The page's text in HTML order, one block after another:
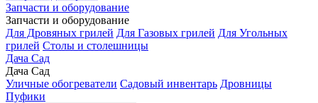
Запчасти и оборудование
Запчасти и оборудование
Для Дровяных грилей Для Газовых грилей Для Угольных
грилей Столы и столешницы
Дача Сад
Дача Сад
Уличные обогреватели Садовый инвентарь Дровницы
Пуфики